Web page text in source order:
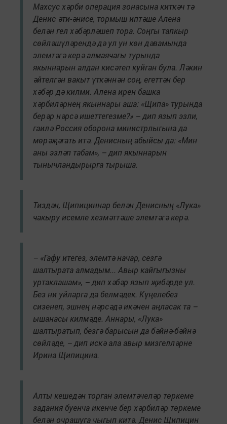
Махсус хәрби операция зонасына киткәч тә
Денис әти-әнисе, тормыш иптәше Алена
белән гел хәбәрләшеп тора. Соңгы тапкыр
сөйләшүләрендә дә ул ун көн дәвамында
элемтәгә керә алмаячагы турында
якыннарын алдан кисәтеп куйган була. Ләкин
әйтелгән вакыт үткәннән соң, егеттән бер
хәбәр дә килми. Алена ирен башка
хәрбиләрнең якыннары аша: «Щипа» турында
берәр нәрсә ишеттегезме?» – дип язып эзли,
гаилә Россия оборона министрлыгына да
мөрәҗәгать итә. Денисның абыйсы да: «Мин
аны эзләп табам», – дип якыннарын
тынычландырырга тырыша.
Тиздән, Щипициннар белән Денисның «Лука»
чакыру исемле хезмәттәше элемтәгә керә.
– «Гафу итегез, элемтә начар, сезгә
шалтырата алмадым... Авыр кайгыгызны
уртаклашам», – дип хәбәр язып җибәрде ул.
Без ни уйларга да белмәдек. Күңелебез
сизенеп, эшнең нәрсәдә икәнен аңласак та –
ышанасы килмәде. Аннары, «Лука»
шалтыратып, безгә барысын да бәйнә-бәйнә
сөйләде, – дип искә ала авыр мизгелләрне
Ирина Щипицина.
Алты кешедән торган элемтәчеләр төркеме
задания буенча икенче бер хәрбиләр төркеме
белән очрашуга чыгып китә. Денис Щипицин